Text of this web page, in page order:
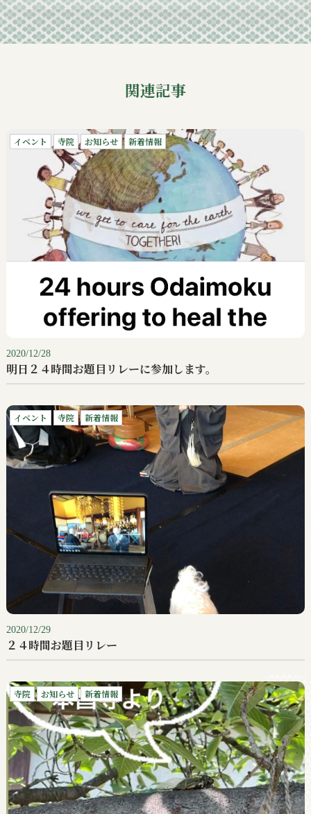
関連記事
イベント 寺院 お知らせ 新着情報
2020/12/28
明日２４時間お題目リレーに参加します。
イベント 寺院 新着情報
2020/12/29
２４時間お題目リレー
寺院 お知らせ 新着情報